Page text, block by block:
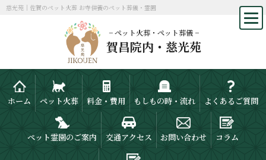
慈光苑｜佐賀のペット火葬 お寺供養のペット葬儀・霊園
− ペット火葬・ペット葬儀 −
賀昌院内・慈光苑
ホーム ペット火葬 料金・費用 もしもの時・流れ よくあるご質問
ペット霊園のご案内 交通アクセス お問い合わせ コラム